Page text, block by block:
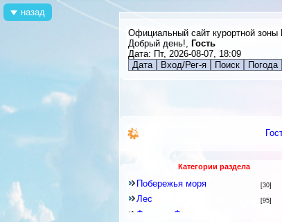
Официальный сайт курортной зоны
Добрый день!, Гость
Дата: Пт, 2026-08-07, 18:09
Дата
Вход/Рег-я Поиск Погода
Категории раздела
Побережья моря [30]
Лес [95]
Флора и Фауна
назад